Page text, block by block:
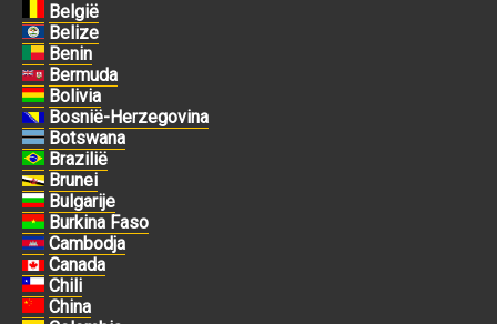
België
Belize
Benin
Bermuda
Bolivia
Bosnië-Herzegovina
Botswana
Brazilië
Brunei
Bulgarije
Burkina Faso
Cambodja
Canada
Chili
China